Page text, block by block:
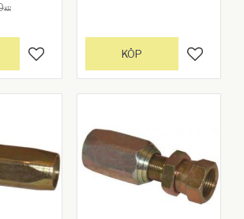
KR
Lägg till i favoriter Lägg
KÖP